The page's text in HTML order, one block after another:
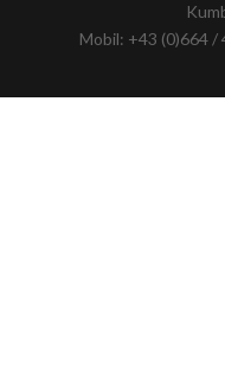
Mobil: +43 (0)664 /